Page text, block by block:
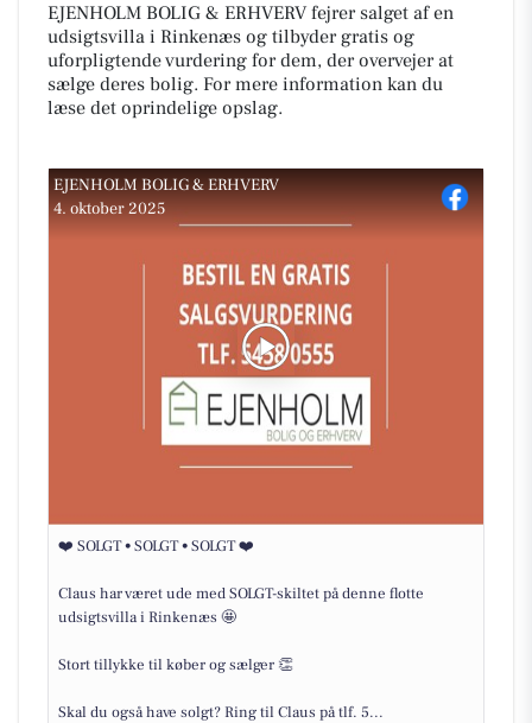
EJENHOLM BOLIG & ERHVERV fejrer salget af en
udsigtsvilla i Rinkenæs og tilbyder gratis og
uforpligtende vurdering for dem, der overvejer at
sælge deres bolig. For mere information kan du
læse det oprindelige opslag.
EJENHOLM BOLIG & ERHVERV
4. oktober 2025
❤️ SOLGT • SOLGT • SOLGT ❤️
Claus har været ude med SOLGT-skiltet på denne flotte
udsigtsvilla i Rinkenæs 🤩
Stort tillykke til køber og sælger 👏
Skal du også have solgt? Ring til Claus på tlf. 5...